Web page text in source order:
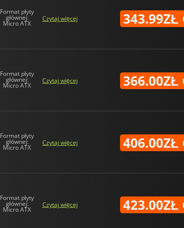
Format płyty
głównej:
Micro ATX
Czytaj więcej 343.99ZŁ
Format płyty
głównej:
Micro ATX
Czytaj więcej 366.00ZŁ
Format płyty
głównej:
Micro ATX
Czytaj więcej 406.00ZŁ
Format płyty
głównej:
Micro ATX
Czytaj więcej 423.00ZŁ